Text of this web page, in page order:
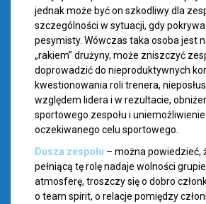
jednak może być on szkodliwy dla
szczególności w sytuacji, gdy pokrywa
pesymisty. Wówczas taka osoba jest
„rakiem” drużyny, może zniszczyć
doprowadzić do nieproduktywnych
kwestionowania roli trenera,
względem lidera i w rezultacie,
sportowego zespołu i
oczekiwanego celu sportowego.
Dusza zespołu – można powiedzieć,
pełniącą tę rolę nadaje wolności
atmosferę, troszczy się o dobro
o team spirit, o relacje pomiędzy